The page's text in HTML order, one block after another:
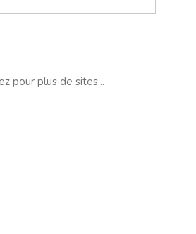
pour plus de sites...